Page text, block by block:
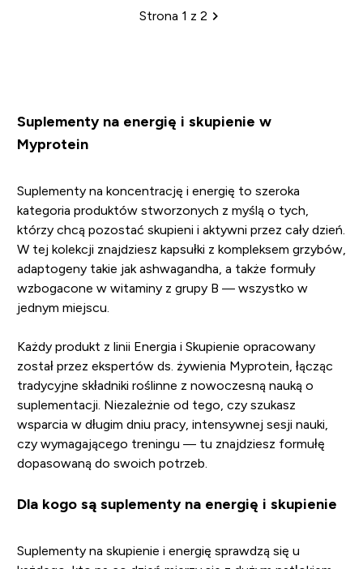
Paginacja
Strona 1 z 2
Suplementy na energię i skupienie w
Myprotein
Suplementy na koncentrację i energię to szeroka
kategoria produktów stworzonych z myślą o tych,
którzy chcą pozostać skupieni i aktywni przez cały dzień.
W tej kolekcji znajdziesz kapsułki z kompleksem grzybów,
adaptogeny takie jak ashwagandha, a także formuły
wzbogacone w witaminy z grupy B — wszystko w
jednym miejscu.
Każdy produkt z linii Energia i Skupienie opracowany
został przez ekspertów ds. żywienia Myprotein, łącząc
tradycyjne składniki roślinne z nowoczesną nauką o
suplementacji. Niezależnie od tego, czy szukasz
wsparcia w długim dniu pracy, intensywnej sesji nauki,
czy wymagającego treningu — tu znajdziesz formułę
dopasowaną do swoich potrzeb.
Dla kogo są suplementy na energię i skupienie
Suplementy na skupienie i energię sprawdzą się u